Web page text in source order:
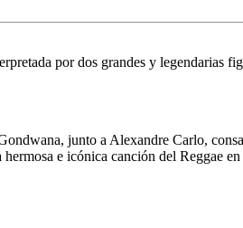
por dos grandes y legendarias
, junto aAlexandre Carlo,
e icónica canción del Reggae en